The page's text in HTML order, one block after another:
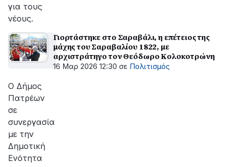
για τους
νέους.
Γιορτάστηκε στο Σαραβάλι, η επέτειος της
μάχης του Σαραβαλίου 1822, με
αρχιστράτηγο τον Θεόδωρο Κολοκοτρώνη
16 Μαρ 2026 12:30 σε Πολιτισμός
Ο Δήμος
Πατρέων
σε
συνεργασία
με την
Δημοτική
Ενότητα